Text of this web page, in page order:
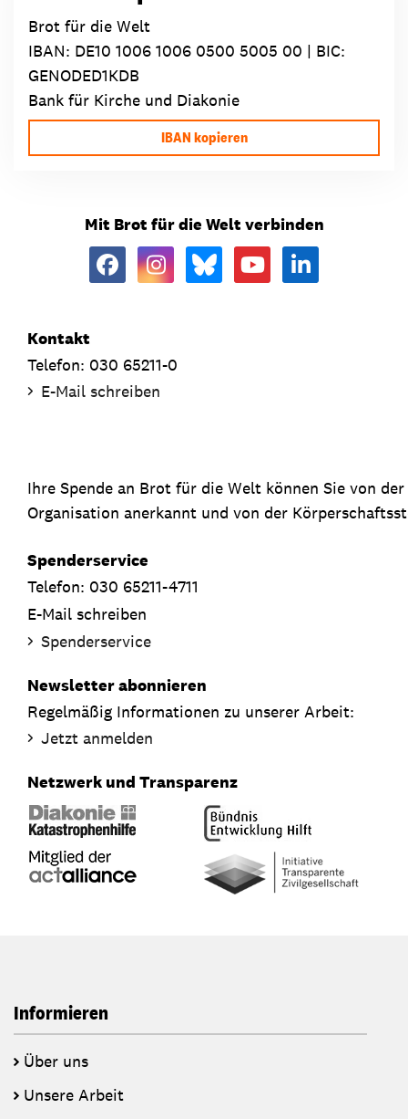
Brot für die Welt
IBAN: DE10 1006 1006 0500 5005 00 | BIC:
GENODED1KDB
Bank für Kirche und Diakonie
IBAN kopieren
Mit Brot für die Welt verbinden
Kontakt
Telefon: 030 65211-0
E-Mail schreiben
Ihre Spende an Brot für die Welt können Sie von
Organisation anerkannt und von der
Spenderservice
Telefon: 030 65211-4711
E-Mail schreiben
Spenderservice
Newsletter abonnieren
Regelmäßig Informationen zu unserer Arbeit:
Jetzt anmelden
Netzwerk und Transparenz
Informieren
Über uns
Unsere Arbeit